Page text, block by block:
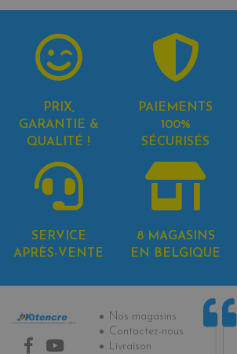
PRIX,
GARANTIE &
QUALITÉ !
PAIEMENTS
100%
SÉCURISÉS
SERVICE
APRÈS-VENTE
8 MAGASINS
EN BELGIQUE
Informations
Nos magasins
Contactez-nous
Livraison